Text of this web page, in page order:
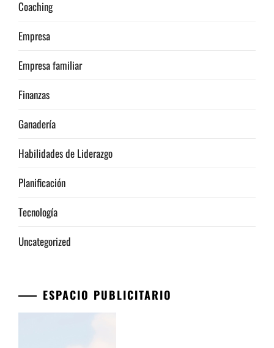
Coaching
Empresa
Empresa familiar
Finanzas
Ganadería
Habilidades de Liderazgo
Planificación
Tecnología
Uncategorized
ESPACIO PUBLICITARIO